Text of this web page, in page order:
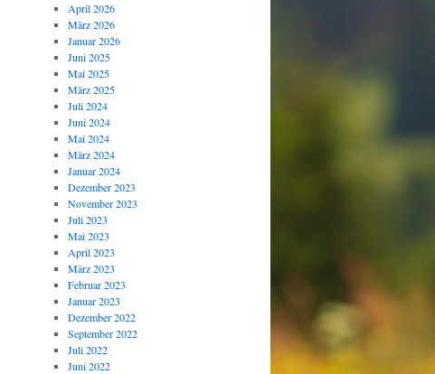
April 2026
März 2026
Januar 2026
Juni 2025
Mai 2025
März 2025
Juli 2024
Juni 2024
Mai 2024
März 2024
Januar 2024
Dezember 2023
November 2023
Juli 2023
Mai 2023
April 2023
März 2023
Februar 2023
Januar 2023
Dezember 2022
September 2022
Juli 2022
Juni 2022